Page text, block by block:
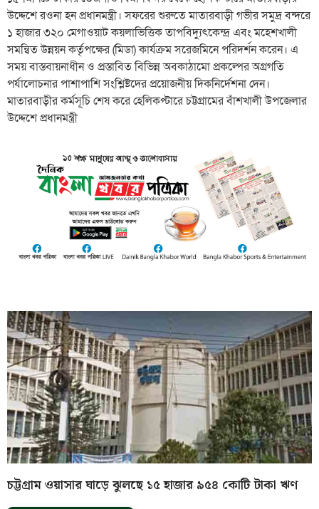
উদ্দেশে রওনা হন প্রধানমন্ত্রী। সফরের শুরুতে মাতারবাড়ী গভীর সমুদ্র বন্দরে
১ হাজার ৩২০ মেগাওয়াট কয়লাভিত্তিক তাপবিদ্যুৎকেন্দ্র এবং মহেশখালী
সমন্বিত উন্নয়ন কর্তৃপক্ষের (মিডা) কার্যক্রম সরেজমিনে পরিদর্শন করেন। এ
সময় বাস্তবায়নাধীন ও প্রস্তাবিত বিভিন্ন অবকাঠামো প্রকল্পের অগ্রগতি
পর্যালোচনার পাশাপাশি সংশ্লিষ্টদের প্রয়োজনীয় দিকনির্দেশনা দেন।
মাতারবাড়ীর কর্মসূচি শেষ করে হেলিকপ্টারে চট্টগ্রামের বাঁশখালী উপজেলার
উদ্দেশে প্রধানমন্ত্রী
চট্টগ্রাম ওয়াসার ঘাড়ে ঝুলছে ১৫ হাজার ৯৫৪ কোটি টাকা ঋণ